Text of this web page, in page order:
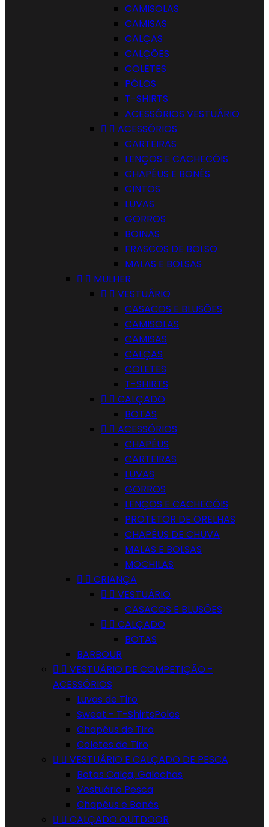
CAMISOLAS
CAMISAS
CALÇAS
CALÇÕES
COLETES
PÓLOS
T-SHIRTS
ACESSÓRIOS VESTUÁRIO
  ACESSÓRIOS
CARTEIRAS
LENÇOS E CACHECÓIS
CHAPÉUS E BONÉS
CINTOS
LUVAS
GORROS
BOINAS
FRASCOS DE BOLSO
MALAS E BOLSAS
  MULHER
  VESTUÁRIO
CASACOS E BLUSÕES
CAMISOLAS
CAMISAS
CALÇAS
COLETES
T-SHIRTS
  CALÇADO
BOTAS
  ACESSÓRIOS
CHAPÉUS
CARTEIRAS
LUVAS
GORROS
LENÇOS E CACHECÓIS
PROTETOR DE ORELHAS
CHAPÉUS DE CHUVA
MALAS E BOLSAS
MOCHILAS
  CRIANÇA
  VESTUÁRIO
CASACOS E BLUSÕES
  CALÇADO
BOTAS
BARBOUR
  VESTUÁRIO DE COMPETIÇÃO -
ACESSÓRIOS
Luvas de Tiro
Sweat - T-ShirtsPolos
Chapéus de Tiro
Coletes de Tiro
  VESTUÁRIO E CALÇADO DE PESCA
Botas Calça, Galochas
Vestuário Pesca
Chapéus e Bonés
  CALÇADO OUTDOOR